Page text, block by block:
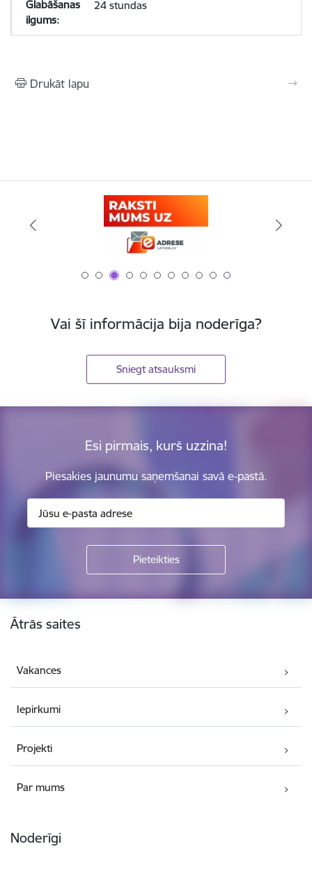
24 stundas
Drukāt lapu
Vai šī informācija bija noderīga?
Sniegt atsauksmi
Esi pirmais, kurš uzzina!
Piesakies jaunumu saņemšanai savā e-pastā.
Kājene
Ātrās saites
Vakances
Iepirkumi
Projekti
Par mums
Noderīgi